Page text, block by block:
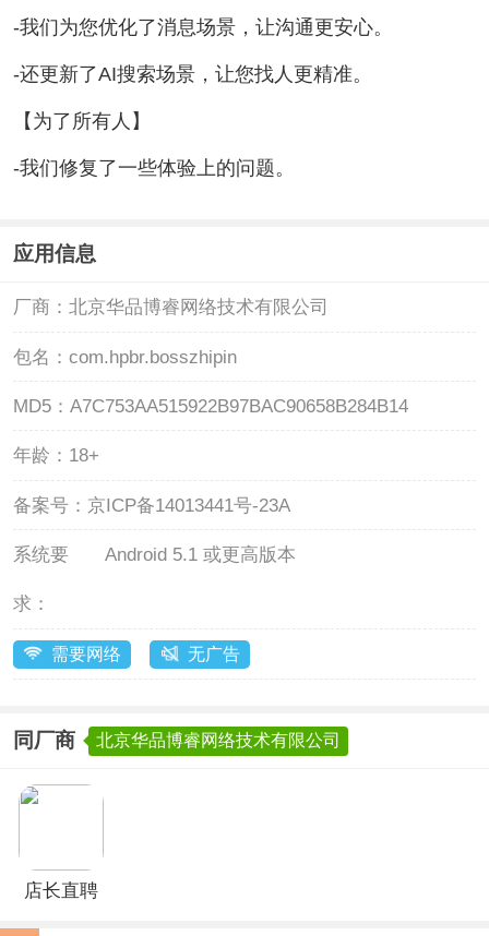
-我们为您优化了消息场景，让沟通更安心。
-还更新了AI搜索场景，让您找人更精准。
【为了所有人】
-我们修复了一些体验上的问题。
应用信息
厂商： 北京华品博睿网络技术有限公司
包名： com.hpbr.bosszhipin
MD5： A7C753AA515922B97BAC90658B284B14
年龄： 18+
备案号： 京ICP备14013441号-23A
系统要
求：
Android 5.1 或更高版本
需要网络 无广告
同厂商 北京华品博睿网络技术有限公司
店长直聘